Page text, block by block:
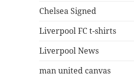
Chelsea Signed
Liverpool FC t-shirts
Liverpool News
man united canvas